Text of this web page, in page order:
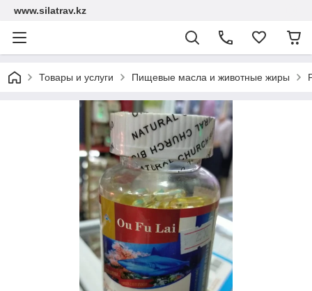
www.silatrav.kz
Товары и услуги Пищевые масла и животные жиры